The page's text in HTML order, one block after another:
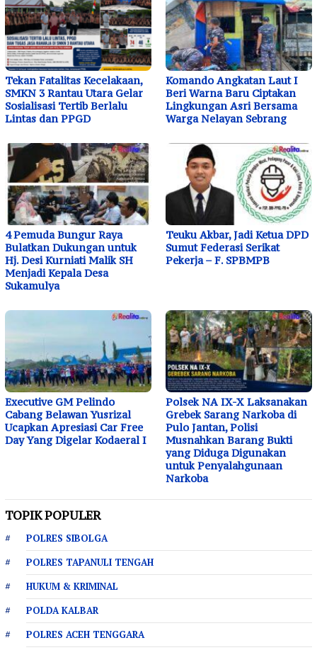
Tekan Fatalitas Kecelakaan,
SMKN 3 Rantau Utara Gelar
Sosialisasi Tertib Berlalu
Lintas dan PPGD
Komando Angkatan Laut I
Beri Warna Baru Ciptakan
Lingkungan Asri Bersama
Warga Nelayan Sebrang
4 Pemuda Bungur Raya
Bulatkan Dukungan untuk
Hj. Desi Kurniati Malik SH
Menjadi Kepala Desa
Sukamulya
Teuku Akbar, Jadi Ketua DPD
Sumut Federasi Serikat
Pekerja – F. SPBMPB
Executive GM Pelindo
Cabang Belawan Yusrizal
Ucapkan Apresiasi Car Free
Day Yang Digelar Kodaeral I
Polsek NA IX-X Laksanakan
Grebek Sarang Narkoba di
Pulo Jantan, Polisi
Musnahkan Barang Bukti
yang Diduga Digunakan
untuk Penyalahgunaan
Narkoba
TOPIK POPULER
POLRES SIBOLGA
POLRES TAPANULI TENGAH
HUKUM & KRIMINAL
POLDA KALBAR
POLRES ACEH TENGGARA